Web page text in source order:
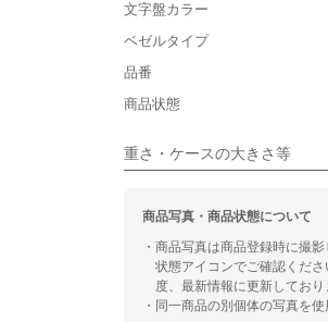
文字盤カラー
ベゼルタイプ
品番
商品状態
重さ・ケースの大きさ等
■向いているシチュエーショ
カジュアル
商品写真・商品状態について
・商品写真は商品登録時に撮
状態アイコンでご確認くだ
度、最新情報に更新しており
・同一商品の別個体の写真を